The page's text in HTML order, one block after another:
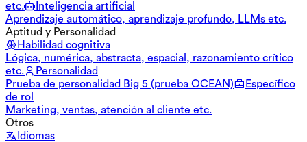
etc.
Inteligencia artificial
Aprendizaje automático, aprendizaje profundo, LLMs etc.
Aptitud y Personalidad
Habilidad cognitiva
Lógica, numérica, abstracta, espacial, razonamiento crítico
etc.
Personalidad
Prueba de personalidad Big 5 (prueba OCEAN)
Específico
de rol
Marketing, ventas, atención al cliente etc.
Otros
Idiomas